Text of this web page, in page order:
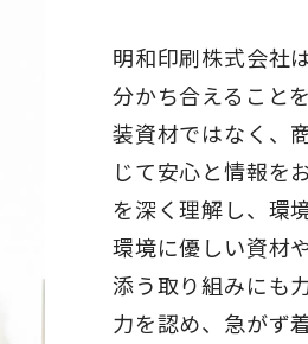
明和印刷株式会社
分かち合えること
装資材ではなく、
じて安心と情報を
を深く理解し、環
環境に優しい資材
添う取り組みにも
力を認め、急がず